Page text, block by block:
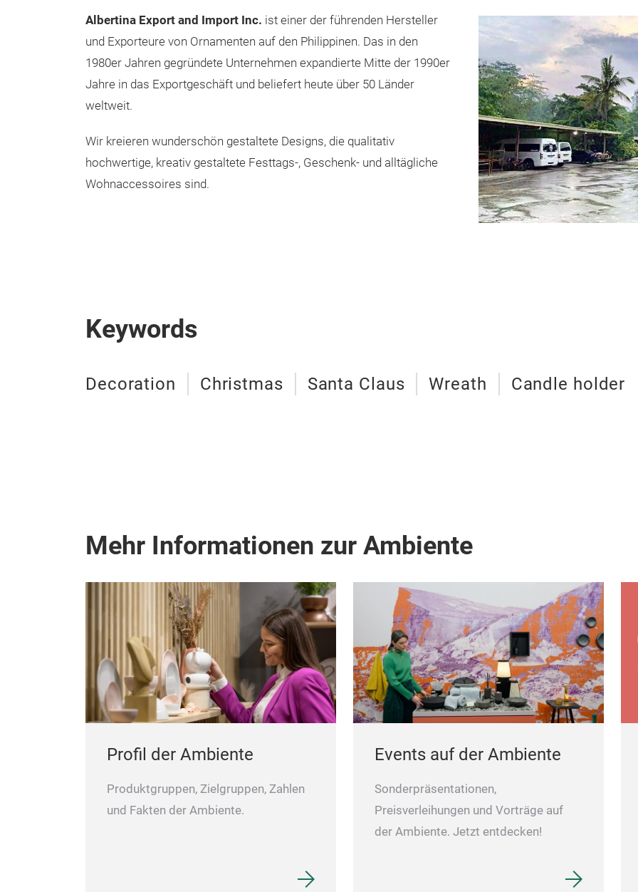
Albertina Export and Import Inc. ist einer der führenden Hersteller
und Exporteure von Ornamenten auf den Philippinen. Das in den
1980er Jahren gegründete Unternehmen expandierte Mitte der 1990er
Jahre in das Exportgeschäft und beliefert heute über 50 Länder
weltweit.
Wir kreieren wunderschön gestaltete Designs, die qualitativ
hochwertige, kreativ gestaltete Festtags-, Geschenk- und alltägliche
Wohnaccessoires sind.
Keywords
Decoration Christmas Santa Claus Wreath Candle holder
Mehr Informationen zur Ambiente
Profil der Ambiente
Produktgruppen, Zielgruppen, Zahlen
und Fakten der Ambiente.
Events auf der Ambiente
Sonderpräsentationen,
Preisverleihungen und Vorträge auf
der Ambiente. Jetzt entdecken!